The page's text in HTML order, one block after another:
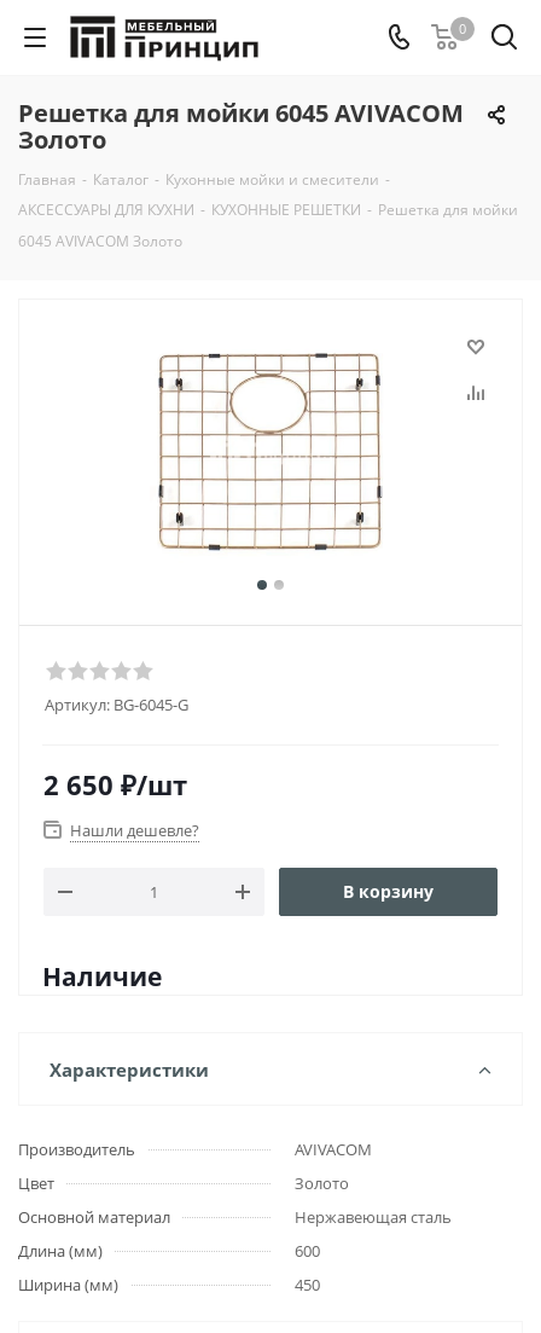
0
Решетка для мойки 6045 AVIVACOM
Золото
Главная - Каталог - Кухонные мойки и смесители -
АКСЕССУАРЫ ДЛЯ КУХНИ - КУХОННЫЕ РЕШЕТКИ - Решетка для мойки
6045 AVIVACOM Золото
Артикул: BG-6045-G
2 650 ₽/шт
Нашли дешевле?
В корзину
Наличие
Характеристики
Производитель
AVIVACOM
Цвет
Золото
Основной материал
Нержавеющая сталь
Длина (мм)
600
Ширина (мм)
450